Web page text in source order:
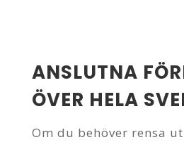
ANSLUTNA
ÖVER HELA
Om du behöver rensa